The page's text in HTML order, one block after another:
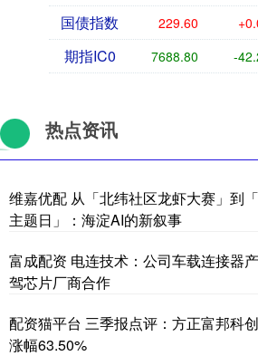
国债指数 229.60
期指IC0 7688.80 -
热点资讯
维嘉优配 从「北纬社区龙虾大赛」到
主题日」：海淀AI的新叙事
富成配资 电连技术：公司车载连接器
驾芯片厂商合作
配资猫平台 三季报点评：方正富邦科
涨幅63.50%